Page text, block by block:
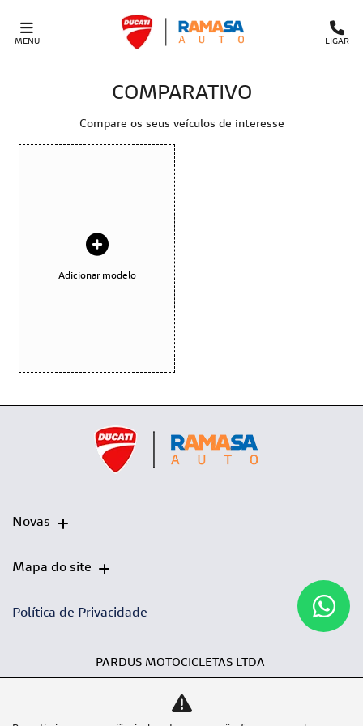
MENU LIGAR
COMPARATIVO
Compare os seus veículos de interesse
Adicionar modelo
Novas
Mapa do site
Política de Privacidade
PARDUS MOTOCICLETAS LTDA
CNPJ: 56.690.145/0001-16